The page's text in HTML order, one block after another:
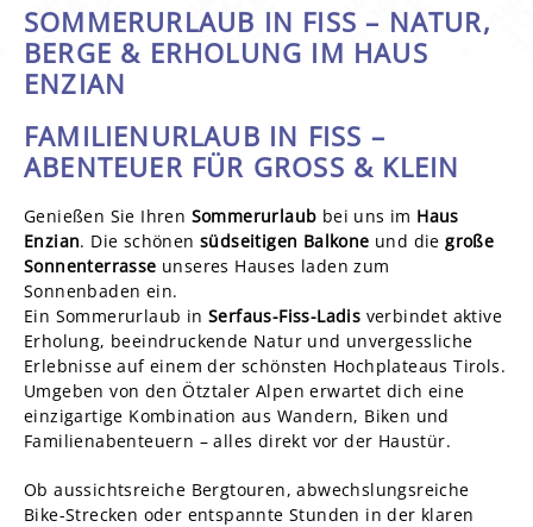
SOMMERURLAUB IN FISS – NATUR,
BERGE & ERHOLUNG IM HAUS
ENZIAN
FAMILIENURLAUB IN FISS –
ABENTEUER FÜR GROSS & KLEIN
Genießen Sie Ihren Sommerurlaub bei uns im Haus
Enzian. Die schönen südseitigen Balkone und die große
Sonnenterrasse unseres Hauses laden zum
Sonnenbaden ein.
Ein Sommerurlaub in Serfaus-Fiss-Ladis verbindet aktive
Erholung, beeindruckende Natur und unvergessliche
Erlebnisse auf einem der schönsten Hochplateaus Tirols.
Umgeben von den Ötztaler Alpen erwartet dich eine
einzigartige Kombination aus Wandern, Biken und
Familienabenteuern – alles direkt vor der Haustür.
Ob aussichtsreiche Bergtouren, abwechslungsreiche
Bike-Strecken oder entspannte Stunden in der klaren